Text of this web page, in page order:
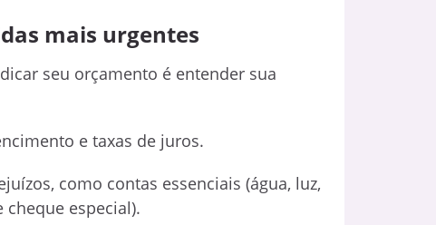
mais urgentes
seu orçamento é entender sua
e taxas de juros.
como contas essenciais (água, luz,
especial).